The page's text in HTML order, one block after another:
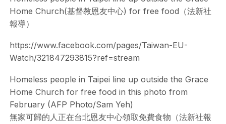
Home Church(基督教恩友中心) for free food（法新社
報導）
https://www.facebook.com/pages/Taiwan-EU-
Watch/321847293815?ref=stream
Homeless people in Taipei line up outside the Grace
Home Church for free food in this photo from
February (AFP Photo/Sam Yeh)
無家可歸的人正在台北恩友中心領取免費食物（法新社報